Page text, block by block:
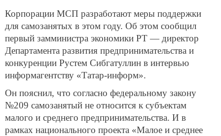
Корпорации МСП разработают меры поддержки
для самозанятых в этом году. Об этом сообщил
первый замминистра экономики РТ — директор
Департамента развития предпринимательства и
конкуренции Рустем Сибгатуллин в интервью
информагентству «Татар-информ».
Он пояснил, что согласно федеральному закону
№209 самозанятый не относится к субъектам
малого и среднего предпринимательства. И в
рамках национального проекта «Малое и среднее